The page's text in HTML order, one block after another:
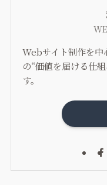
Webサイト制作を中
の“価値を届ける仕
す。